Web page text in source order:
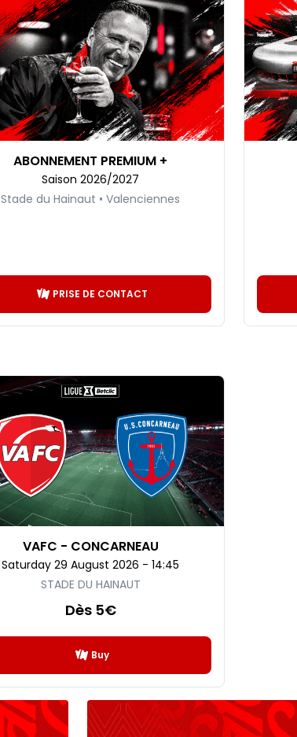
ABONNEMENT PREMIUM +
Saison 2026/2027
Stade du Hainaut • Valenciennes
PRISE DE CONTACT
VAFC - CONCARNEAU
Saturday 29 August 2026 - 14:45
STADE DU HAINAUT
Dès 5€
Buy